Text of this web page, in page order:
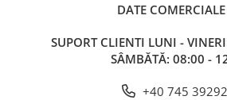
Set faruri
DATE COMERCIALE
SUPORT CLIENTI LUNI -
SÂMBĂTĂ: 08:00 -
+40 745